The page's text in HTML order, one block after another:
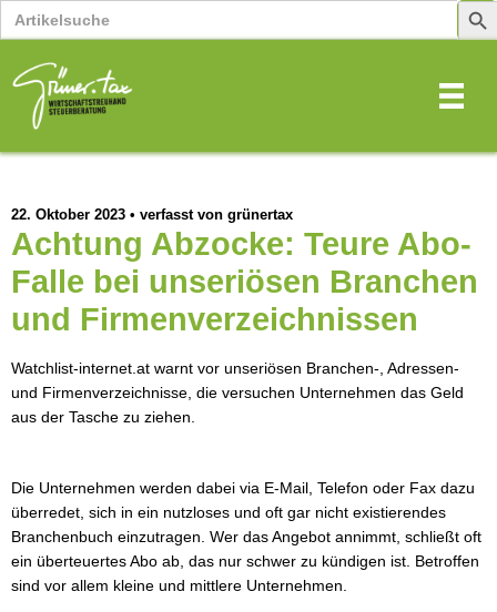
Search
for:
22. Oktober 2023 • verfasst von grünertax
Achtung Abzocke: Teure Abo-
Falle bei unseriösen Branchen
und Firmenverzeichnissen
Watchlist-internet.at warnt vor unseriösen Branchen-, Adressen-
und Firmenverzeichnisse, die versuchen Unternehmen das Geld
aus der Tasche zu ziehen.
Die Unternehmen werden dabei via E-Mail, Telefon oder Fax dazu
überredet, sich in ein nutzloses und oft gar nicht existierendes
Branchenbuch einzutragen. Wer das Angebot annimmt, schließt oft
ein überteuertes Abo ab, das nur schwer zu kündigen ist. Betroffen
sind vor allem kleine und mittlere Unternehmen.